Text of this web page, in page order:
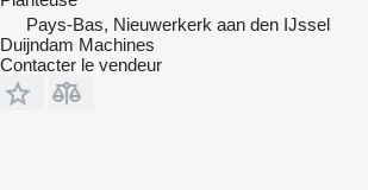
Pays-Bas, Nieuwerkerk aan den IJssel
Duijndam Machines
Contacter le vendeur